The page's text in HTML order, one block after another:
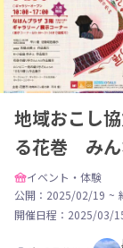
地域おこし
る花巻 みん
イベント・体験
公開：2025/02/19 ~
開催日程： 2025/03/